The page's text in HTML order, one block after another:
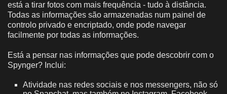
está a tirar fotos com mais frequência - tudo à distância.
Todas as informações são armazenadas num painel de
controlo privado e encriptado, onde pode navegar
facilmente por todas as informações.
Está a pensar nas informações que pode descobrir com o
Spynger? Inclui:
Atividade nas redes sociais e nos messengers, não só